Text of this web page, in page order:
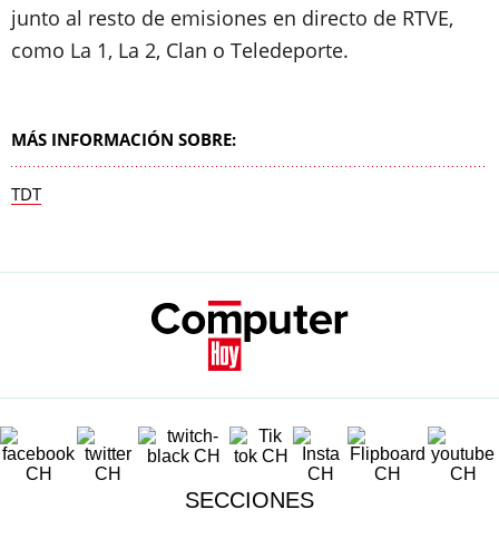
junto al resto de emisiones en directo de RTVE,
como La 1, La 2, Clan o Teledeporte.
MÁS INFORMACIÓN SOBRE:
TDT
SECCIONES